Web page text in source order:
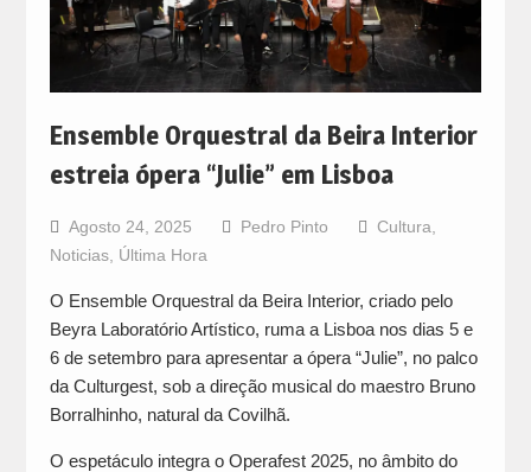
Ensemble Orquestral da Beira Interior
estreia ópera “Julie” em Lisboa
Agosto 24, 2025 Pedro Pinto Cultura
Noticias, Última Hora
O Ensemble Orquestral da Beira Interior, criado pelo
Beyra Laboratório Artístico, ruma a Lisboa nos dias 5 e
6 de setembro para apresentar a ópera “Julie”, no palco
da Culturgest, sob a direção musical do maestro Bruno
Borralhinho, natural da Covilhã.
O espetáculo integra o Operafest 2025, no âmbito do